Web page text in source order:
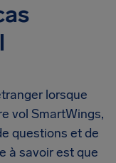
lorsque
vol SmartWings,
questions et de
à savoir est que